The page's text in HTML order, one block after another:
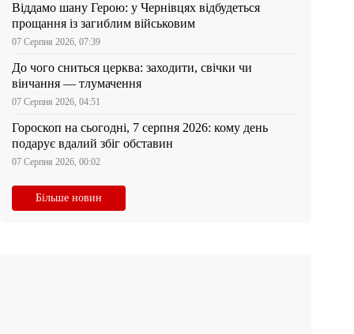
Віддамо шану Герою: у Чернівцях відбудеться
прощання із загиблим військовим
07 Серпня 2026, 07:39
До чого сниться церква: заходити, свічки чи
вінчання — тлумачення
07 Серпня 2026, 04:51
Гороскоп на сьогодні, 7 серпня 2026: кому день
подарує вдалий збіг обставин
07 Серпня 2026, 00:02
Більше новин